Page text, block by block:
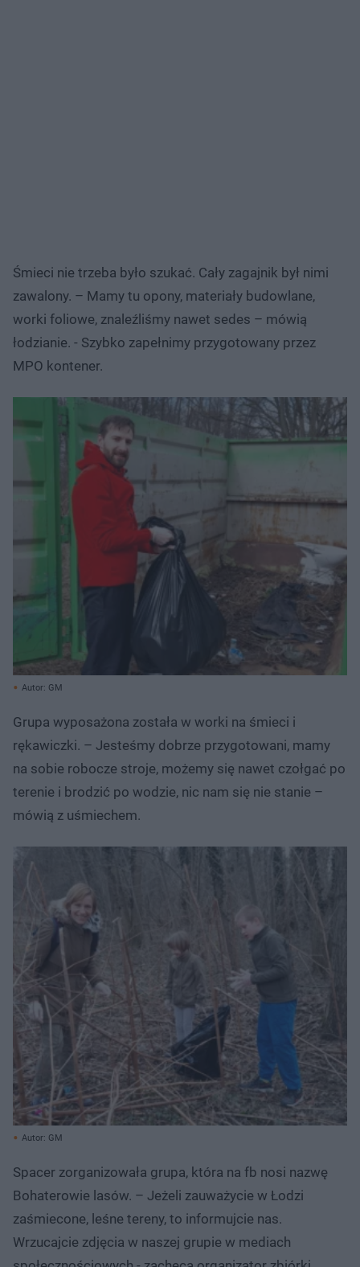
Śmieci nie trzeba było szukać. Cały zagajnik był nimi
zawalony. – Mamy tu opony, materiały budowlane,
worki foliowe, znaleźliśmy nawet sedes – mówią
łodzianie. - Szybko zapełnimy przygotowany przez
MPO kontener.
Autor: GM
Grupa wyposażona została w worki na śmieci i
rękawiczki. – Jesteśmy dobrze przygotowani, mamy
na sobie robocze stroje, możemy się nawet czołgać po
terenie i brodzić po wodzie, nic nam się nie stanie –
mówią z uśmiechem.
Autor: GM
Spacer zorganizowała grupa, która na fb nosi nazwę
Bohaterowie lasów. – Jeżeli zauważycie w Łodzi
zaśmiecone, leśne tereny, to informujcie nas.
Wrzucajcie zdjęcia w naszej grupie w mediach